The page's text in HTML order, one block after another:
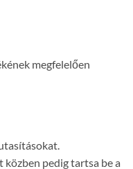
megfelelően
közben pedig tartsa be a